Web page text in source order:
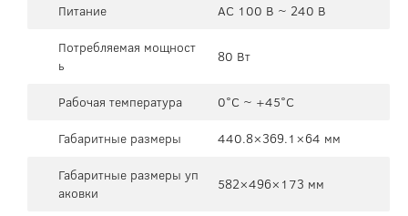
Питание
AC 100 В ~ 240 В
Потребляемая мощност
ь
80 Вт
Рабочая температура
0°C ~ +45°C
Габаритные размеры
440.8×369.1×64 мм
Габаритные размеры уп
аковки
582×496×173 мм